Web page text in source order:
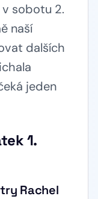
sobotu 2.
naší
dalších
jeden
1.
Rachel